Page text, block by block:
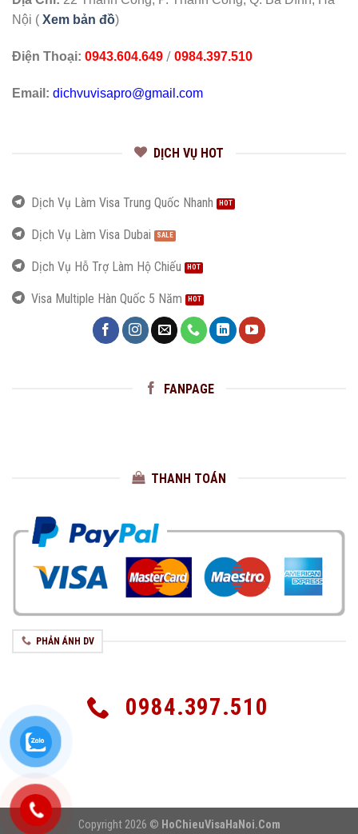
Nội ( Xem bản đồ)
Điện Thoại: 0943.604.649 / 0984.397.510
Email: dichvuvisapro@gmail.com
DỊCH VỤ HOT
Dịch Vụ Làm Visa Trung Quốc Nhanh
Dịch Vụ Làm Visa Dubai
Dịch Vụ Hỗ Trợ Làm Hộ Chiếu
Visa Multiple Hàn Quốc 5 Năm
FANPAGE
THANH TOÁN
PHẢN ÁNH DV
0984.397.510
Copyright 2026 © HoChieuVisaHaNoi.Com